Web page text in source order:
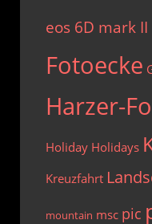
eos 6D mark II
Fotoecke
Harzer-
Holiday Holidays
Kreuzfahrt
mountain msc pic